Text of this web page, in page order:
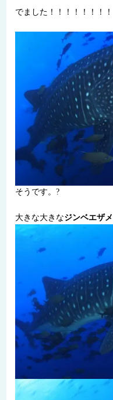
でました！！！！！！！！
そうです。?
大きな大きなジンベエザメ